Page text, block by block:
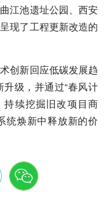
曲江池遗址公园、西安
现了工程更新改造的
创新回应低碳发展趋
级，并通过“春风计
持续挖掘旧改项目商
统焕新中释放新的价